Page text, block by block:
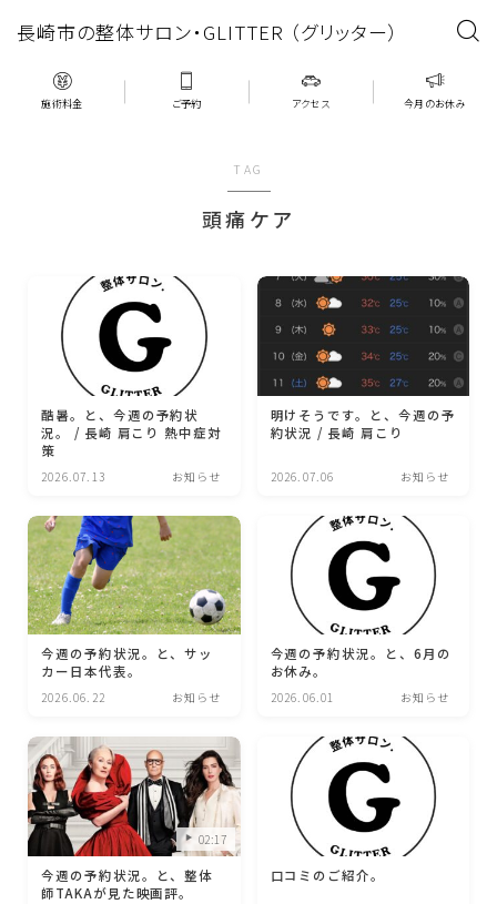
長崎市の整体サロン・GLITTER （グリッター）
施術料金 ご予約 アクセス 今月のお休み
TAG
頭痛ケア
酷暑。と、今週の予約状
況。 / 長崎 肩こり 熱中症対
策
2026.07.13 お知らせ
明けそうです。と、今週の予
約状況 / 長崎 肩こり
2026.07.06 お知らせ
今週の予約状況。と、サッ
カー日本代表。
2026.06.22 お知らせ
今週の予約状況。と、6月の
お休み。
2026.06.01 お知らせ
02:17
今週の予約状況。と、整体
師TAKAが見た映画評。
口コミのご紹介。